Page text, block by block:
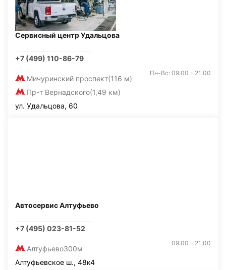
Сервисный центр Удальцова
+7 (499) 110-86-79
Мичуринский проспект(116 м)
Пр-т Вернадского(1,49 км)
Пн-Вс: 09:00 - 21:00
ул. Удальцова, 60
Автосервис Алтуфьево
+7 (495) 023-81-52
Алтуфьево300м
09:00 - 21:00
Алтуфьевское ш., 48к4